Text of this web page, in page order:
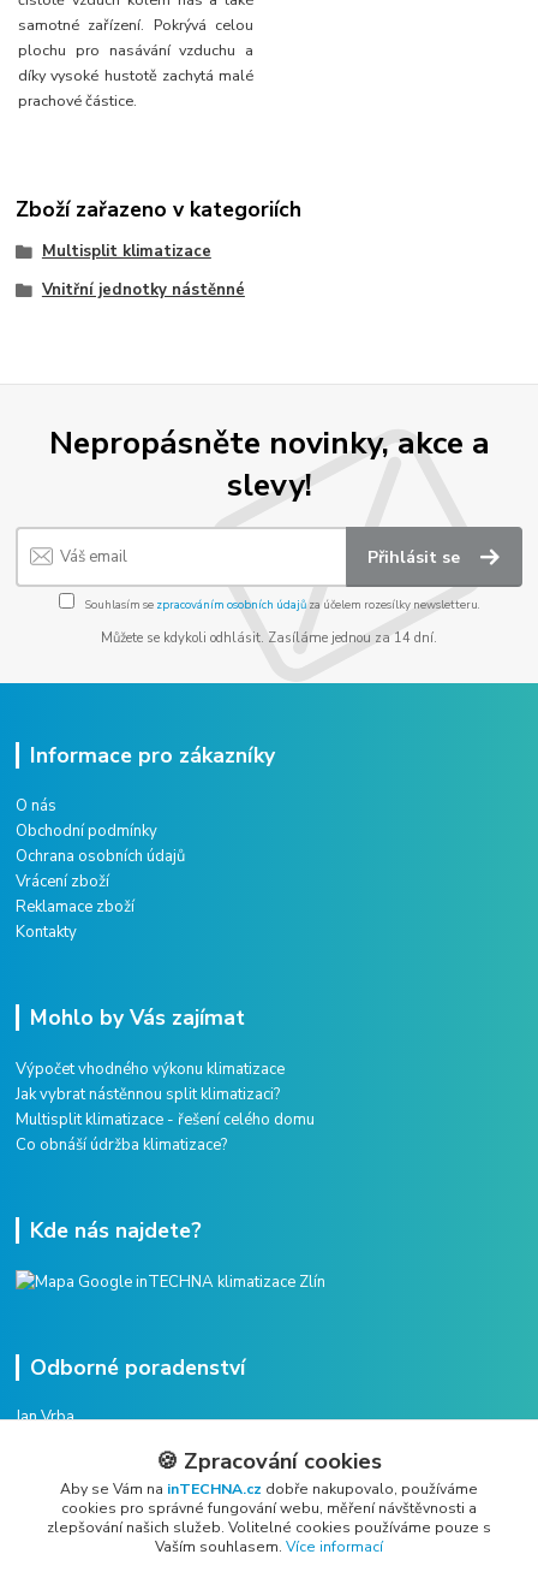
samotné zařízení. Pokrývá celou
plochu pro nasávání vzduchu a
díky vysoké hustotě zachytá malé
prachové částice.
Zboží zařazeno v kategoriích
Multisplit klimatizace
Vnitřní jednotky nástěnné
Nepropásněte novinky, akce a
slevy!
Přihlásit se
Souhlasím se zpracováním osobních údajůza účelem rozesílky newsletteru.
Můžete se kdykoli odhlásit. Zasíláme jednou za 14 dní.
Informace pro zákazníky
O nás
Obchodní podmínky
Ochrana osobních údajů
Vrácení zboží
Reklamace zboží
Kontakty
Mohlo by Vás zajímat
Výpočet vhodného výkonu klimatizace
Jak vybrat nástěnnou split klimatizaci?
Multisplit klimatizace - řešení celého domu
Co obnáší údržba klimatizace?
Kde nás najdete?
Odborné poradenství
Jan Vrba
vrba@intechna.cz
🍪 Zpracování cookies
Aby se Vám na inTECHNA.cz dobře nakupovalo, používáme
cookies pro správné fungování webu, měření návštěvnosti a
zlepšování našich služeb. Volitelné cookies používáme pouze s
Vaším souhlasem. Více informací